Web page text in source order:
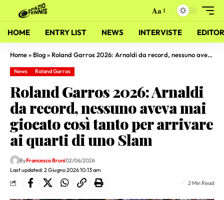
Aa
HOME ENTRY LIST NEWS INTERVISTE
Home» Blog» Roland Garros 2026: Arnaldi da record, nessuno aveva mai giocato così tanto per arrivare ai quarti di uno Slam
News Roland Garros
Roland Garros 2026: Arnaldi
da record, nessuno aveva mai
giocato così tanto per arrivare
ai quarti di uno Slam
Last updated: 2 Giugno 2026 10:13 am
ByFrancesco Bruni02/06/2026
2 Min Read